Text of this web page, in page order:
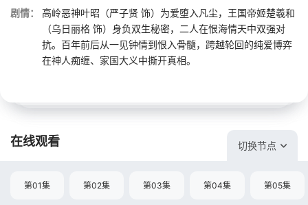
剧情：
高岭恶神叶昭（严子贤 饰）为爱堕入凡尘，王国帝姬楚羲和
（乌日丽格 饰）身负双生秘密，二人在恨海情天中双强对
抗。百年前后从一见钟情到恨入骨髓，跨越轮回的纯爱博弈
在神人痴缠、家国大义中撕开真相。
在线观看 切换节点
第01集 第02集 第03集 第04集 第05集